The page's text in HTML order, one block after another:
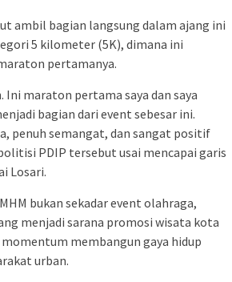
ambil bagian langsung dalam ajang ini
5 kilometer (5K), dimana ini
pertamanya.
Ini maraton pertama saya dan saya
bagian dari event sebesar ini.
penuh semangat, dan sangat positif
PDIP tersebut usai mencapai garis
Losari.
bukan sekadar event olahraga,
menjadi sarana promosi wisata kota
membangun gaya hidup
urban.